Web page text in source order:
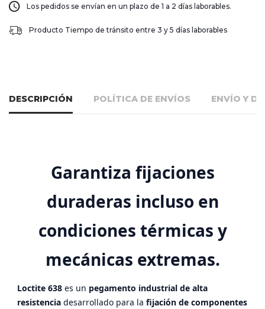
Los pedidos se envían en un plazo de 1 a 2 días laborables.
Producto Tiempo de tránsito entre 3 y 5 días laborables
DESCRIPCIÓN POLÍTICA DE ENVÍOS ENVÍO Y
Garantiza fijaciones
duraderas incluso en
condiciones térmicas y
mecánicas extremas.
Loctite 638 es un pegamento industrial de alta
resistencia desarrollado para la fijación de componentes